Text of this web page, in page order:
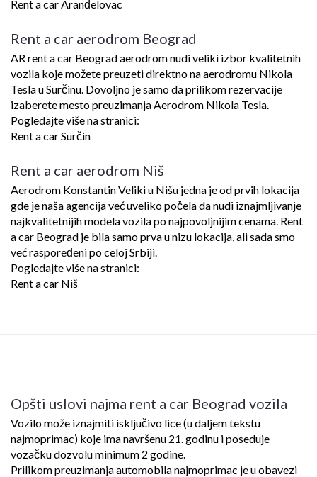
Rent a car Aranđelovac
Rent a car aerodrom Beograd
AR rent a car Beograd aerodrom nudi veliki izbor kvalitetnih
vozila koje možete preuzeti direktno na aerodromu Nikola
Tesla u Surčinu. Dovoljno je samo da prilikom rezervacije
izaberete mesto preuzimanja Aerodrom Nikola Tesla.
Pogledajte više na stranici:
Rent a car Surčin
Rent a car aerodrom Niš
Aerodrom Konstantin Veliki u Nišu jedna je od prvih lokacija
gde je naša agencija već uveliko počela da nudi iznajmljivanje
najkvalitetnijih modela vozila po najpovoljnijim cenama. Rent
a car Beograd je bila samo prva u nizu lokacija, ali sada smo
već raspoređeni po celoj Srbiji.
Pogledajte više na stranici:
Rent a car Niš
Opšti uslovi najma rent a car Beograd vozila
Vozilo može iznajmiti isključivo lice (u daljem tekstu
najmoprimac) koje ima navršenu 21. godinu i poseduje
vozačku dozvolu minimum 2 godine.
Prilikom preuzimanja automobila najmoprimac je u obavezi